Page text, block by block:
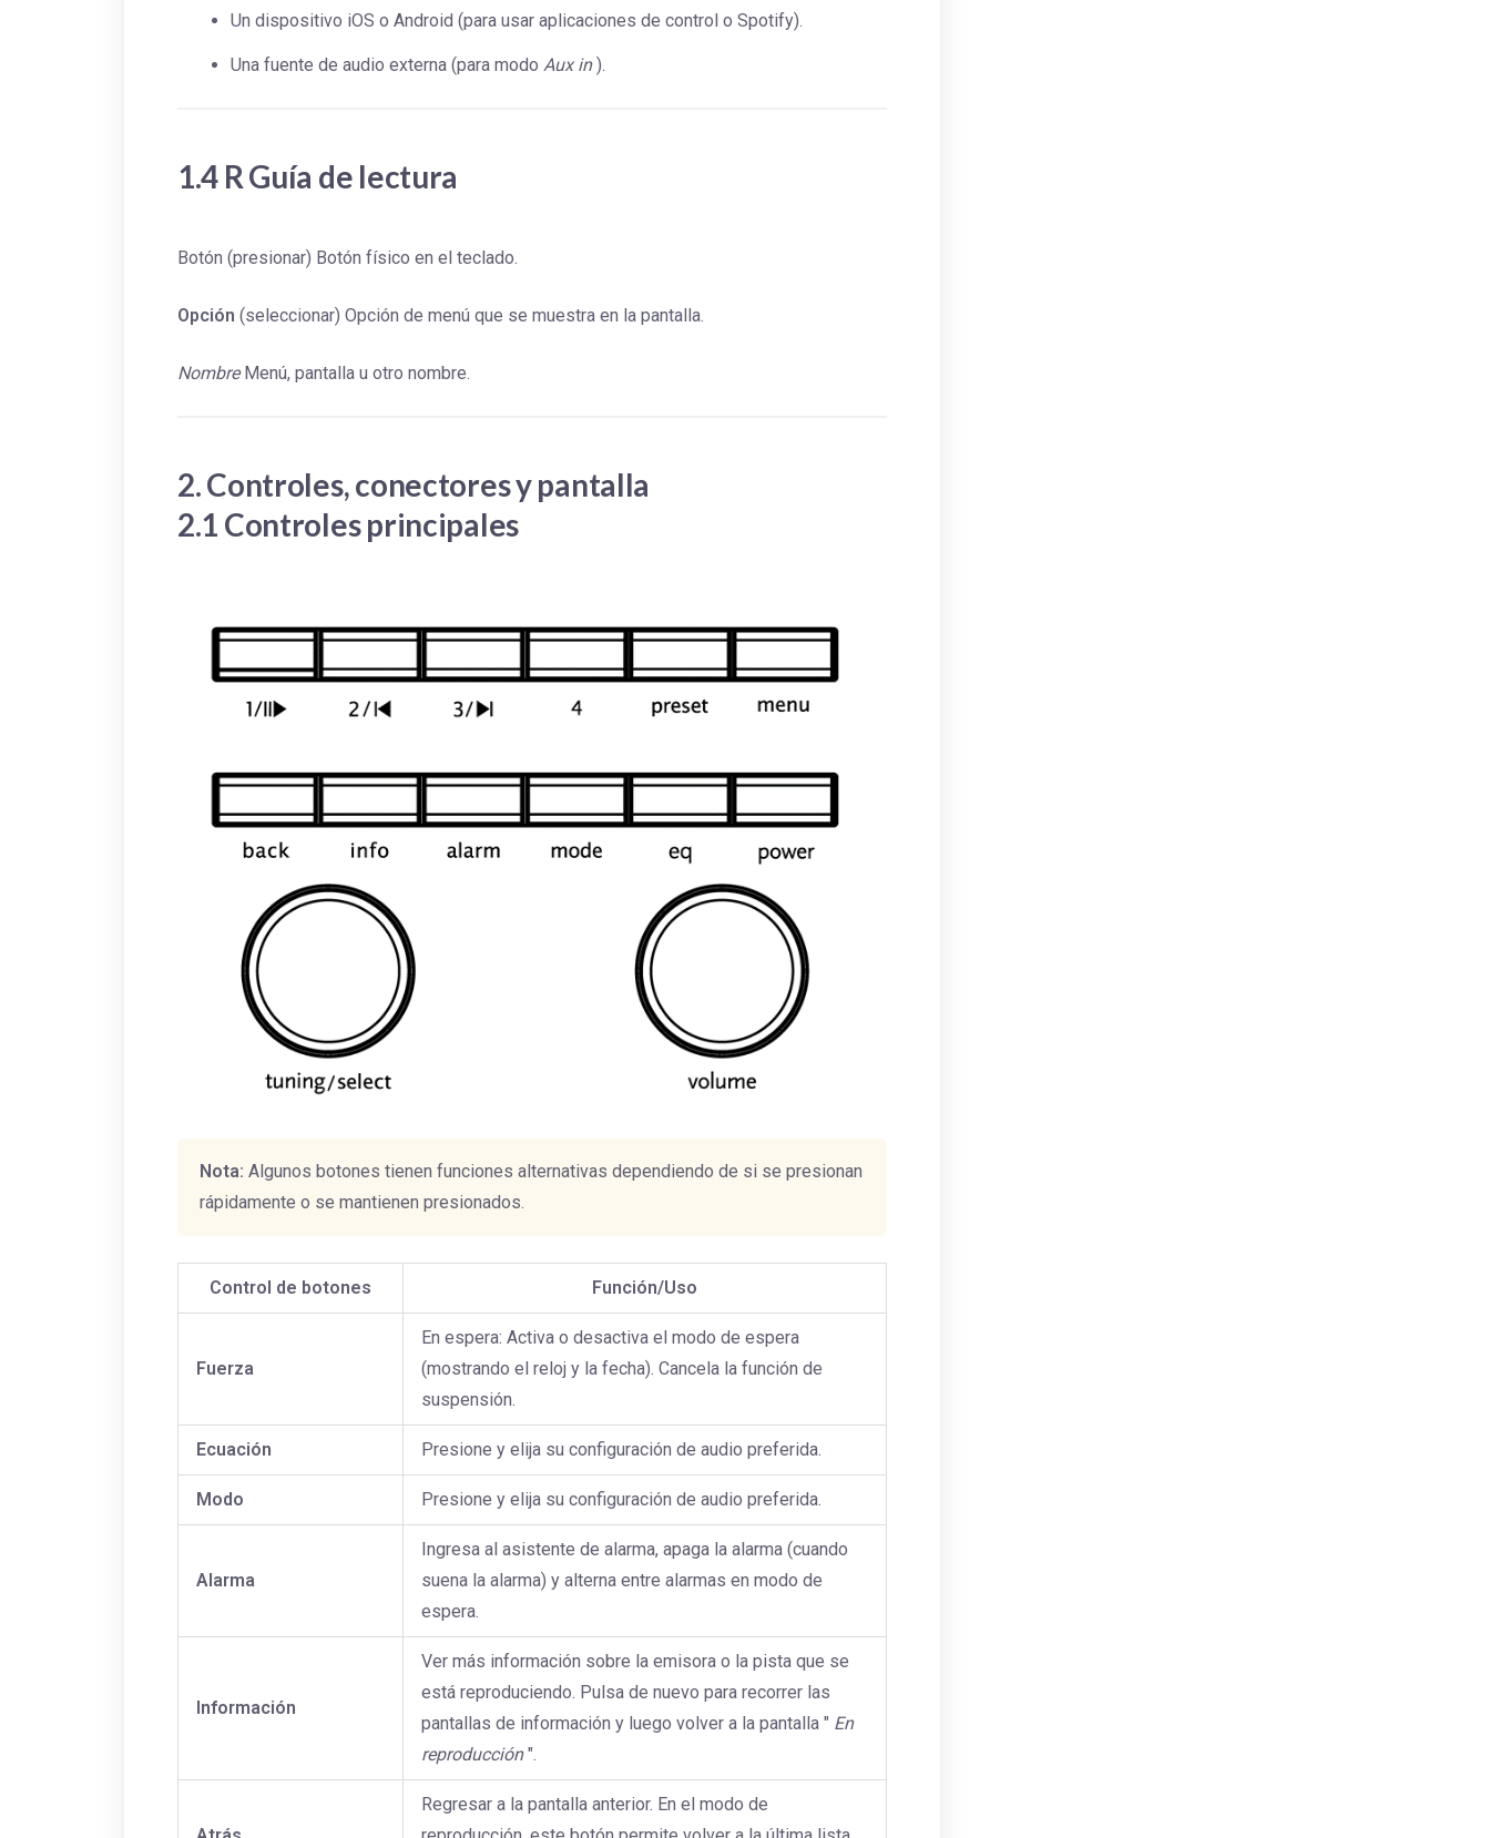
Un dispositivo iOS o Android (para usar aplicaciones de control o Spotify).
Una fuente de audio externa (para modo Aux in).
1.4 RGuía de lectura
Botón (presionar) Botón físico en el teclado.
Opción (seleccionar) Opción de menú que se muestra en la pantalla.
NombreMenú, pantalla u otro nombre.
2. Controles, conectores y pantalla
2.1 Controles principales
Nota: Algunos botones tienen funciones alternativas dependiendo de si se presionan
rápidamente o se mantienen presionados.
Control de botones Función/Uso
Fuerza
En espera: Activa o desactiva el modo de espera
(mostrando el reloj y la fecha). Cancela la función de
suspensión.
Ecuación Presione y elija su configuración de audio preferida.
Modo Presione y elija su configuración de audio preferida.
Alarma
Ingresa al asistente de alarma, apaga la alarma (cuando
suena la alarma) y alterna entre alarmas en modo de
espera.
Información
Ver más información sobre la emisora o la pista que se
está reproduciendo. Pulsa de nuevo para recorrer las
pantallas de información y luego volver a la pantalla " En
reproducción".
Regresar a la pantalla anterior. En el modo de